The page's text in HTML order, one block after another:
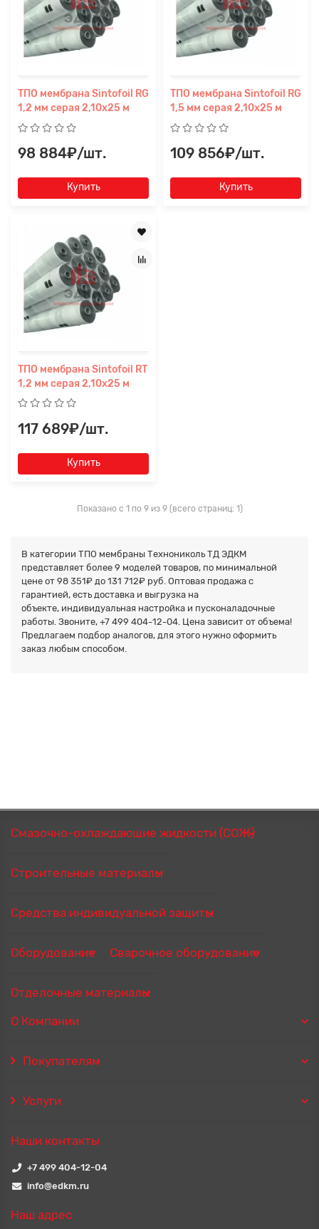
ТПО мембрана Sintofoil RG
1,2 мм серая 2,10x25 м
98 884₽/шт.
Купить
ТПО мембрана Sintofoil RG
1,5 мм серая 2,10x25 м
109 856₽/шт.
Купить
ТПО мембрана Sintofoil RT
1,2 мм серая 2,10x25 м
117 689₽/шт.
Купить
Показано с 1 по 9 из 9 (всего страниц: 1)
В категории ТПО мембраны Технониколь ТД ЭДКМ
представляет более 9 моделей товаров, по минимальной
цене от 98 351₽ до 131 712₽ руб. Оптовая продажа с
гарантией, есть доставка и выгрузка на
объекте, индивидуальная настройка и пусконаладочные
работы. Звоните, +7 499 404-12-04. Цена зависит от объема!
Предлагаем подбор аналогов, для этого нужно оформить
заказ любым способом.
Смазочно-охлаждающие жидкости (СОЖ)
Строительные материалы
Средства индивидуальной защиты
Оборудование Сварочное оборудование
Отделочные материалы
О Компании
Покупателям
Услуги
Наши контакты
+7 499 404-12-04
info@edkm.ru
Наш адрес